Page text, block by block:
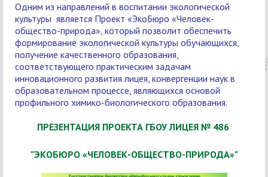
Одним из направлений в воспитании экологической
культуры является Проект «ЭкоБюро «Человек-
общество-природа», который позволит обеспечить
формирование экологической культуры обучающихся,
получение качественного образования,
соответствующего практическим задачам
инновационного развития лицея, конвергенции наук в
образовательном процессе, являющихся основой
профильного химико-биологического образования.
ПРЕЗЕНТАЦИЯ ПРОЕКТА ГБОУ ЛИЦЕЯ № 486
"ЭКОБЮРО «ЧЕЛОВЕК-ОБЩЕСТВО-ПРИРОДА»"